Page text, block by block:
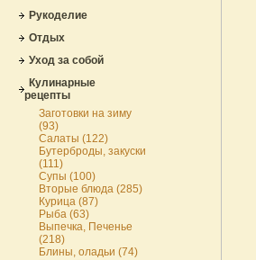
Рукоделие
Отдых
Уход за собой
Кулинарные
рецепты
Заготовки на зиму
(93)
Салаты (122)
Бутерброды, закуски
(111)
Супы (100)
Вторые блюда (285)
Курица (87)
Рыба (63)
Выпечка, Печенье
(218)
Блины, оладьи (74)